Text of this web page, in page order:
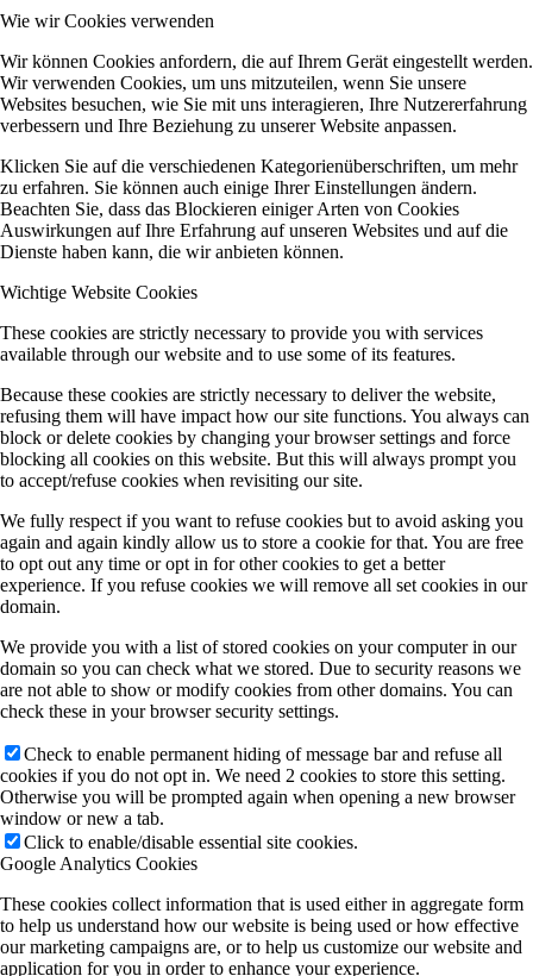
Wie wir Cookies verwenden
Wir können Cookies anfordern, die auf Ihrem Gerät eingestellt werden.
Wir verwenden Cookies, um uns mitzuteilen, wenn Sie unsere
Websites besuchen, wie Sie mit uns interagieren, Ihre Nutzererfahrung
verbessern und Ihre Beziehung zu unserer Website anpassen.
Klicken Sie auf die verschiedenen Kategorienüberschriften, um mehr
zu erfahren. Sie können auch einige Ihrer Einstellungen ändern.
Beachten Sie, dass das Blockieren einiger Arten von Cookies
Auswirkungen auf Ihre Erfahrung auf unseren Websites und auf die
Dienste haben kann, die wir anbieten können.
Wichtige Website Cookies
These cookies are strictly necessary to provide you with services
available through our website and to use some of its features.
Because these cookies are strictly necessary to deliver the website,
refusing them will have impact how our site functions. You always can
block or delete cookies by changing your browser settings and force
blocking all cookies on this website. But this will always prompt you
to accept/refuse cookies when revisiting our site.
We fully respect if you want to refuse cookies but to avoid asking you
again and again kindly allow us to store a cookie for that. You are free
to opt out any time or opt in for other cookies to get a better
experience. If you refuse cookies we will remove all set cookies in our
domain.
We provide you with a list of stored cookies on your computer in our
domain so you can check what we stored. Due to security reasons we
are not able to show or modify cookies from other domains. You can
check these in your browser security settings.
Check to enable permanent hiding of message bar and refuse all
cookies if you do not opt in. We need 2 cookies to store this setting.
Otherwise you will be prompted again when opening a new browser
window or new a tab.
Click to enable/disable essential site cookies.
Google Analytics Cookies
These cookies collect information that is used either in aggregate form
to help us understand how our website is being used or how effective
our marketing campaigns are, or to help us customize our website and
application for you in order to enhance your experience.